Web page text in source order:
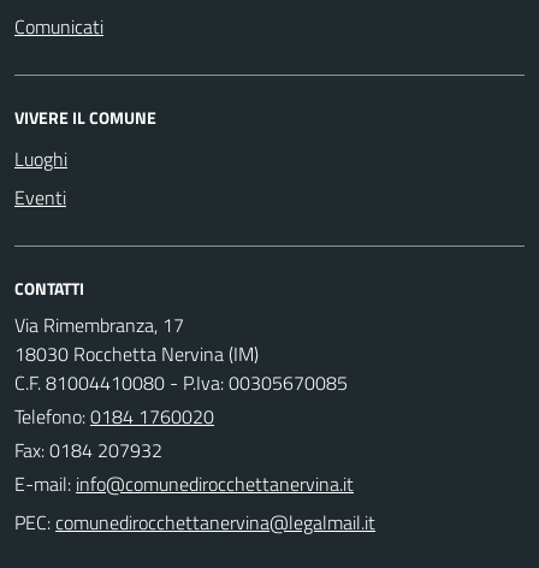
Comunicati
VIVERE IL COMUNE
Luoghi
Eventi
CONTATTI
Via Rimembranza, 17
18030 Rocchetta Nervina (IM)
C.F. 81004410080 - P.Iva: 00305670085
Telefono:0184 1760020
Fax: 0184 207932
E-mail:
PEC: